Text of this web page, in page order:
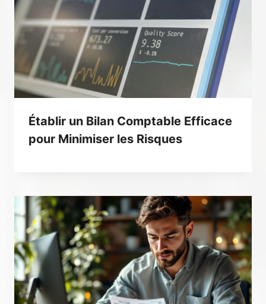
Établir un Bilan Comptable Efficace
pour Minimiser les Risques